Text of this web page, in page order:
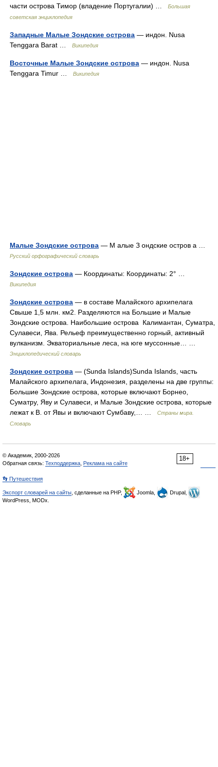
части острова Тимор (владение Португалии) …
Большая
советская энциклопедия
Западные Малые Зондские острова — индон. Nusa
Tenggara Barat …
Википедия
Восточные Малые Зондские острова — индон. Nusa
Tenggara Timur …
Википедия
Малые Зондские острова — М алые З ондские остров а …
Русский орфографический словарь
Зондские острова — Координаты: Координаты: 2° …
Википедия
Зондские острова — в составе Малайского архипелага
Свыше 1,5 млн. км2. Разделяются на Большие и Малые
Зондские острова. Наибольшие острова Калимантан, Суматра,
Сулавеси, Ява. Рельеф преимущественно горный, активный
вулканизм. Экваториальные леса, на юге муссонные… …
Энциклопедический словарь
Зондские острова — (Sunda Islands)Sunda Islands, часть
Малайского архипелага, Индонезия, разделены на две группы:
Большие Зондские острова, которые включают Борнео,
Суматру, Яву и Сулавеси, и Малые Зондские острова, которые
лежат к В. от Явы и включают Сумбаву,… …
Страны мира.
Словарь
18+
© Академик, 2000-2026
Обратная связь: Техподдержка Реклама на сайте
👣 Путешествия
Экспорт словарей на сайты , сделанные на PHP, Joomla,
Drupal,
WordPress, MODx.